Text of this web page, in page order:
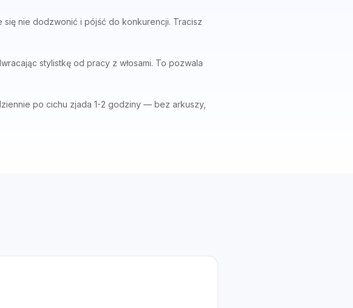
nie dodzwonić i pójść do konkurencji. Tracisz
stylistkę od pracy z włosami. To pozwala
po cichu zjada 1-2 godziny — bez arkuszy,